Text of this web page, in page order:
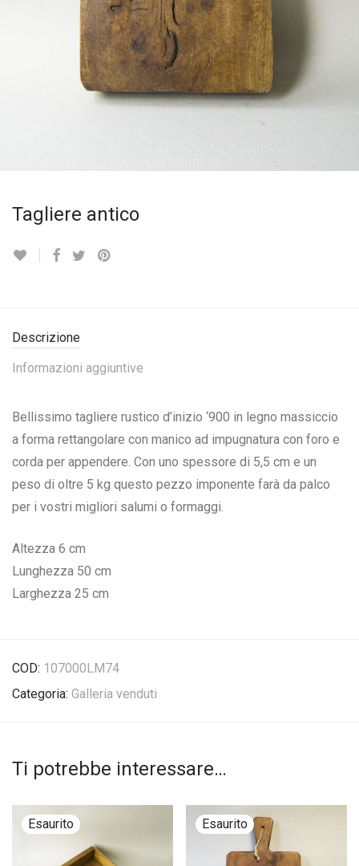
Tagliere antico
Descrizione
Informazioni aggiuntive
Bellissimo tagliere rustico d’inizio ‘900 in legno massiccio
a forma rettangolare con manico ad impugnatura con foro e
corda per appendere. Con uno spessore di 5,5 cm e un
peso di oltre 5 kg questo pezzo imponente farà da palco
per i vostri migliori salumi o formaggi.
Altezza 6 cm
Lunghezza 50 cm
Larghezza 25 cm
COD: 107000LM74
Categoria: Galleria venduti
Ti potrebbe interessare…